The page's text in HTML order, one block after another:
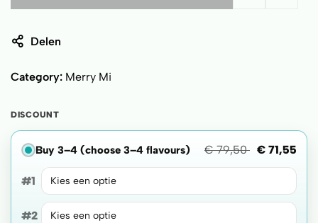
Delen
Category: Merry Mi
DISCOUNT
Buy 3–4 (choose 3–4 flavours) €79,50 € 71,55
#1
#2